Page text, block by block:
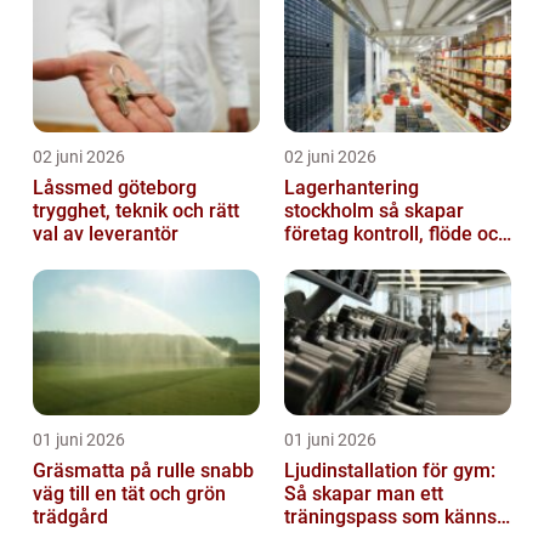
02 juni 2026
Låssmed göteborg
trygghet, teknik och rätt
val av leverantör
02 juni 2026
Lagerhantering
stockholm så skapar
företag kontroll, flöde och
01 juni 2026
Gräsmatta på rulle snabb
väg till en tät och grön
trädgård
01 juni 2026
Ljudinstallation för gym:
Så skapar man ett
träningspass som känns i